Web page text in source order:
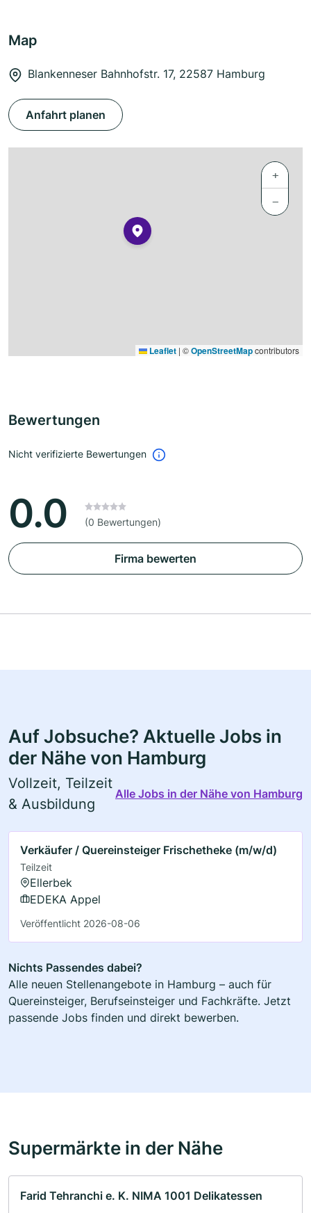
Map
Blankenneser Bahnhofstr. 17, 22587 Hamburg
Anfahrt planen
+
−
Leaflet | ©OpenStreetMapcontributors
Bewertungen
Nicht verifizierte Bewertungen
0.0 (0 Bewertungen)
Firma bewerten
Auf Jobsuche? Aktuelle Jobs in
der Nähe von Hamburg
Vollzeit, Teilzeit
& Ausbildung
Alle Jobs in der Nähe von Hamburg
Verkäufer / Quereinsteiger Frischetheke (m/w/d)
Teilzeit
Ellerbek
EDEKA Appel
Veröffentlicht 2026-08-06
Nichts Passendes dabei?
Alle neuen Stellenangebote in Hamburg – auch für
Quereinsteiger, Berufseinsteiger und Fachkräfte. Jetzt
passende Jobs finden und direkt bewerben.
Supermärkte in der Nähe
Farid Tehranchi e. K. NIMA 1001 Delikatessen